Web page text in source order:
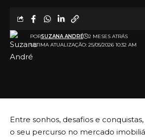
ULTIMA ATUALIZAÇÃO: 25/05/2026 10:32 AM
PORSUZANA ANDRÉ 2 MESES ATRÁS
Entre sonhos, desafios e
o seu percurso no mercado